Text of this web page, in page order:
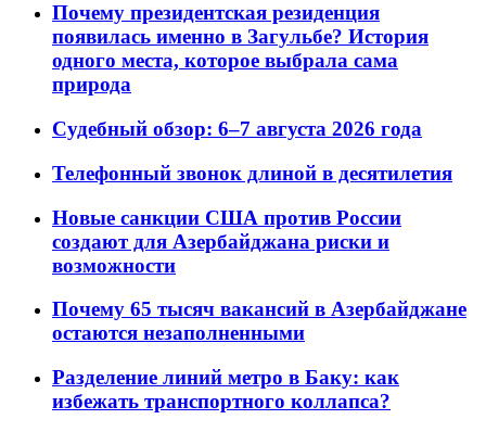
Почему президентская резиденция
появилась именно в Загульбе? История
одного места, которое выбрала сама
природа
Судебный обзор: 6–7 августа 2026 года
Телефонный звонок длиной в десятилетия
Новые санкции США против России
создают для Азербайджана риски и
возможности
Почему 65 тысяч вакансий в Азербайджане
остаются незаполненными
Разделение линий метро в Баку: как
избежать транспортного коллапса?